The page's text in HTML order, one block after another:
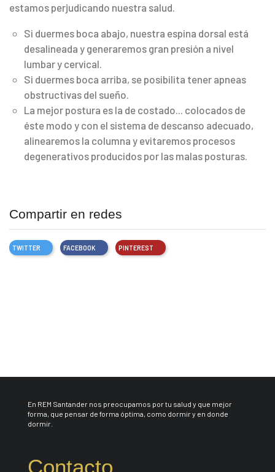
estamos perjudicando nuestra salud.
Si duermes boca abajo, nuestra espina dorsal está
desalineada y generaremos gran presión a nivel
lumbar y cervical.
Si duermes boca arriba, se posibilita tener apneas
obstructivas del sueño.
La mejor postura es la de costado... colocados de
éste modo y con el sistema de descanso adecuado,
alinearemos la columna y evitaremos procesos
degenerativos producidos por las malas posturas.
Compartir en redes
TWITTER FACEBOOK PINTEREST
En REM Santander nos preocupamos por tu salud y que mejor
forma, que pensar de forma óptima, como dormir y en donde
dormir.
Contacto